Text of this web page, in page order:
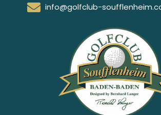
info@golfclub-